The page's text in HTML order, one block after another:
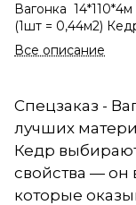
Вагонка
(1шт = 0,44м2)
Все описание
Спецзаказ -
лучших
Кедр
свойства — он
которые